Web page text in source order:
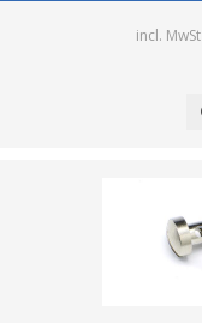
incl. MwSt